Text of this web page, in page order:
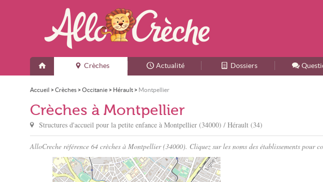
Accueil
Crèches Actualité Dossiers
Accueil > Crèches > Occitanie > Hérault > Montpellier
Crèches à Montpellier
Structures d'accueil pour la petite enfance à Montpellier (34000) / Hérault (34)
AlloCreche référence 64 crèches à Montpellier (34000). Cliquez sur les noms des établissements pour